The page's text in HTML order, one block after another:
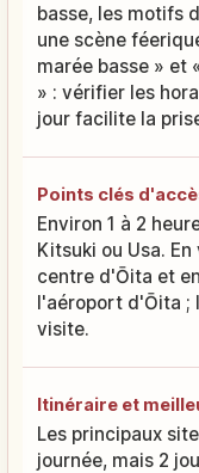
basse, les motifs
une scène
marée basse » et
» : vérifier les
jour facilite la
Points clés
Environ 1 à 2
Kitsuki ou Usa.
centre d'Ōita et
l'aéroport d'Ōita ;
visite.
Itinéraire et
Les principaux
journée, mais 2